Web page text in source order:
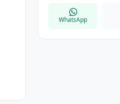
WhatsApp